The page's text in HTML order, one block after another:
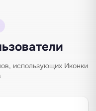
использующих Иконки